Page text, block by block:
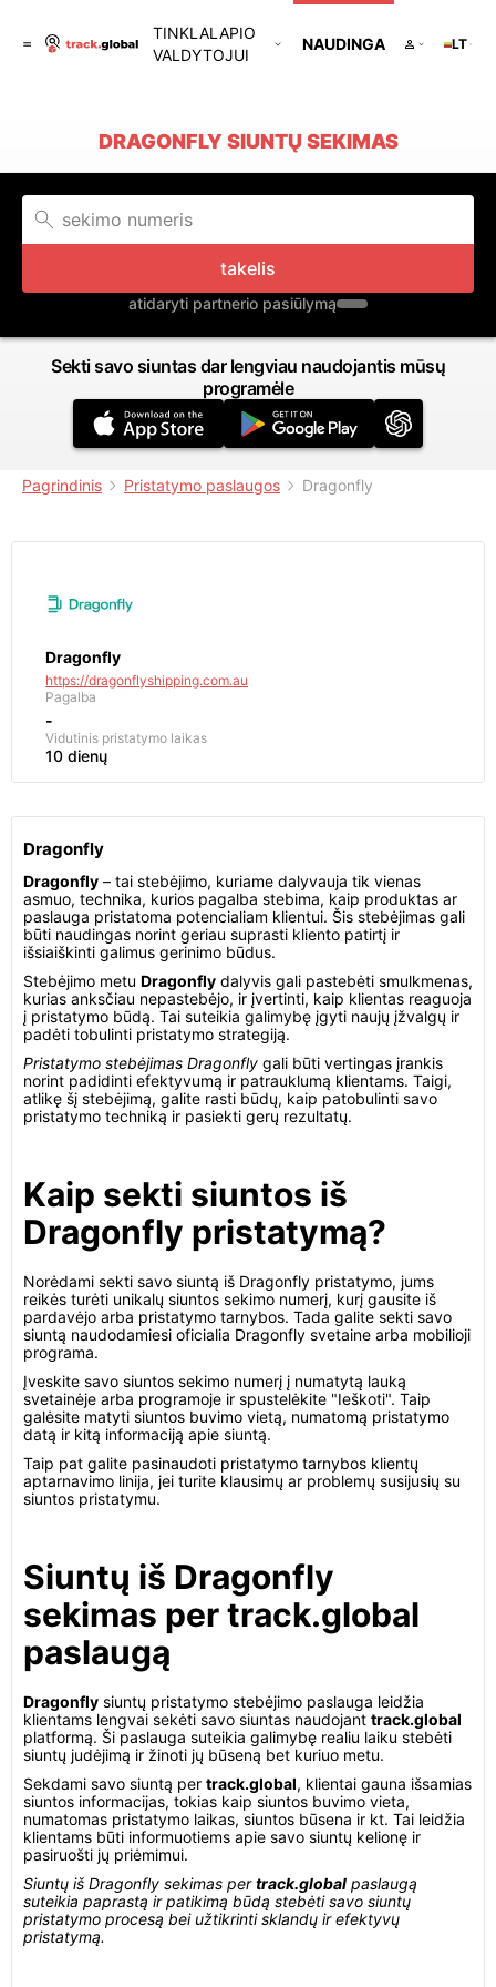
TINKLALAPIO
VALDYTOJUI
NAUDINGA LT
DRAGONFLY SIUNTŲ SEKIMAS
takelis
atidaryti partnerio pasiūlymą
Sekti savo siuntas dar lengviau naudojantis mūsų
programėle
Pagrindinis Pristatymo paslaugos Dragonfly
Dragonfly
https://dragonflyshipping.com.au
Pagalba
-
Vidutinis pristatymo laikas
10 dienų
Dragonfly
Dragonfly – tai stebėjimo, kuriame dalyvauja tik vienas
asmuo, technika, kurios pagalba stebima, kaip produktas ar
paslauga pristatoma potencialiam klientui. Šis stebėjimas gali
būti naudingas norint geriau suprasti kliento patirtį ir
išsiaiškinti galimus gerinimo būdus.
Stebėjimo metu Dragonfly dalyvis gali pastebėti smulkmenas,
kurias anksčiau nepastebėjo, ir įvertinti, kaip klientas reaguoja
į pristatymo būdą. Tai suteikia galimybę įgyti naujų įžvalgų ir
padėti tobulinti pristatymo strategiją.
Pristatymo stebėjimas Dragonfly gali būti vertingas įrankis
norint padidinti efektyvumą ir patrauklumą klientams. Taigi,
atlikę šį stebėjimą, galite rasti būdų, kaip patobulinti savo
pristatymo techniką ir pasiekti gerų rezultatų.
Kaip sekti siuntos iš
Dragonfly pristatymą?
Norėdami sekti savo siuntą iš Dragonfly pristatymo, jums
reikės turėti unikalų siuntos sekimo numerį, kurį gausite iš
pardavėjo arba pristatymo tarnybos. Tada galite sekti savo
siuntą naudodamiesi oficialia Dragonfly svetaine arba mobilioji
programa.
Įveskite savo siuntos sekimo numerį į numatytą lauką
svetainėje arba programoje ir spustelėkite "Ieškoti". Taip
galėsite matyti siuntos buvimo vietą, numatomą pristatymo
datą ir kitą informaciją apie siuntą.
Taip pat galite pasinaudoti pristatymo tarnybos klientų
aptarnavimo linija, jei turite klausimų ar problemų susijusių su
siuntos pristatymu.
Siuntų iš Dragonfly
sekimas per track.global
paslaugą
Dragonfly siuntų pristatymo stebėjimo paslauga leidžia
klientams lengvai sekėti savo siuntas naudojant track.global
platformą. Ši paslauga suteikia galimybę realiu laiku stebėti
siuntų judėjimą ir žinoti jų būseną bet kuriuo metu.
Sekdami savo siuntą per track.global, klientai gauna išsamias
siuntos informacijas, tokias kaip siuntos buvimo vieta,
numatomas pristatymo laikas, siuntos būsena ir kt. Tai leidžia
klientams būti informuotiems apie savo siuntų kelionę ir
pasiruošti jų priėmimui.
Siuntų iš Dragonfly sekimas pertrack.global paslaugą
suteikia paprastą ir patikimą būdą stebėti savo siuntų
pristatymo procesą bei užtikrinti sklandų ir efektyvų
pristatymą.